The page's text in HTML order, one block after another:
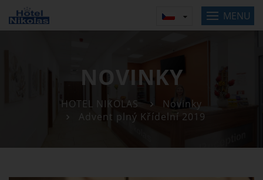
MENU
NOVINKY
HOTEL NIKOLAS
Novinky
Advent plný Křídelní 2019